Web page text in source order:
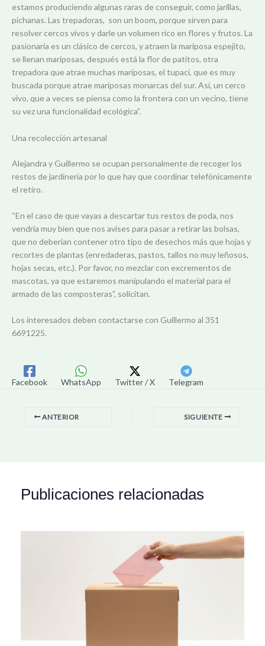
estamos produciendo algunas raras de conseguir, como jarillas,
pichanas. Las trepadoras, son un boom, porque sirven para
resolver cercos vivos y darle un volumen rico en flores y frutos. La
pasionaria es un clásico de cercos, y atraen la mariposa espejito,
se llenan mariposas, después está la flor de patitos, otra
trepadora que atrae muchas mariposas, el tupací, que es muy
buscada porque atrae mariposas monarcas del sur. Así, un cerco
vivo, que a veces se piensa como la frontera con un vecino, tiene
su vez una funcionalidad ecológica”.
Una recolección artesanal
Alejandra y Guillermo se ocupan personalmente de recoger los
restos de jardinería por lo que hay que coordinar telefónicamente
el retiro.
“En el caso de que vayas a descartar tus restos de poda, nos
vendría muy bien que nos avises para pasar a retirar las bolsas,
que no deberían contener otro tipo de desechos más que hojas y
recortes de plantas (enredaderas, pastos, tallos no muy leñosos,
hojas secas, etc.). Por favor, no mezclar con excrementos de
mascotas, ya que estaremos manipulando el material para el
armado de las composteras”, solicitan.
Los interesados deben contactarse con Guillermo al 351
6691225.
Facebook WhatsApp Twitter / X Telegram
ANTERIOR SIGUIENTE
Publicaciones relacionadas